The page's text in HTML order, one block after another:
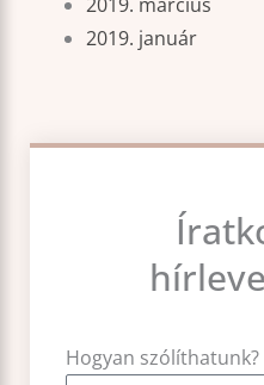
2019. január
Hogyan szólíthatunk?